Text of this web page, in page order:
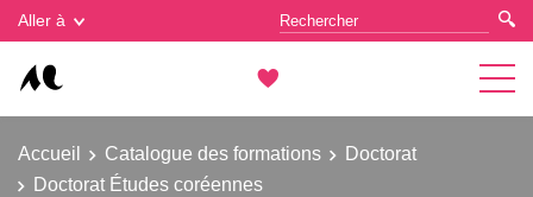
Aller à
Accueil Catalogue des formations
Doctorat
Doctorat Études coréennes
Gestion des cookies